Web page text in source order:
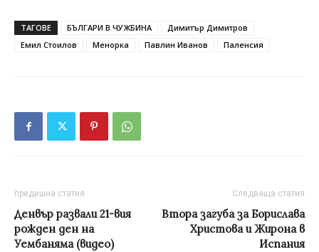
ТАГОВЕ БЪЛГАРИ В ЧУЖБИНА
Димитър Димитров
Емил Стоилов
Менорка Павлин Иванов Паленсия
предишна статия
Денвър развали 21-вия
рожден ден на
Уембаняма (видео)
Следваща статия
Втора загуба за Борислава
Христова и Жирона в
Испания